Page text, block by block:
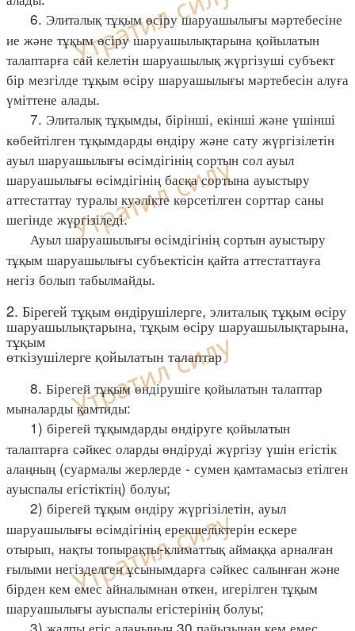
6. Элиталық тұқым өсіру шаруашылығы мәртебесіне
ие және тұқым өсіру шаруашылықтарына қойылатын
талаптарға сай келетін шаруашылық жүргізуші субъект
бір мезгілде тұқым өсіру шаруашылығы мәртебесін алуға
үміттене алады.
7. Элиталық тұқымды, бірінші, екінші және үшінші
көбейтілген тұқымдарды өндіру және сату жүргізілетін
ауыл шаруашылығы өсімдігінің сортын сол ауыл
шаруашылығы өсімдігінің басқа сортына ауыстыру
аттестаттау туралы куәлікте көрсетілген сорттар саны
шегінде жүргізіледі.
Ауыл шаруашылығы өсімдігінің сортын ауыстыру
тұқым шаруашылығы субъектісін қайта аттестаттауға
негіз болып табылмайды.
2. Бірегей тұқым өндірушілерге, элиталық тұқым өсіру
шаруашылықтарына, тұқым өсіру шаруашылықтарына,
тұқым
өткізушілерге қойылатын талаптар
8. Бірегей тұқым өндірушіге қойылатын талаптар
мыналарды қамтиды:
1) бірегей тұқымдарды өндіруге қойылатын
талаптарға сәйкес оларды өндіруді жүргізу үшін егістік
алаңның (суармалы жерлерде - сумен қамтамасыз етілген
ауыспалы егістіктің) болуы;
2) бірегей тұқым өндіру жүргізілетін, ауыл
шаруашылығы өсімдігінің ерекшеліктерін ескере
отырып, нақты топырақты-климаттық аймаққа арналған
ғылыми негізделген ұсынымдарға сәйкес салынған және
бірден кем емес айналымнан өткен, игерілген тұқым
шаруашылығы ауыспалы егістерінің болуы;